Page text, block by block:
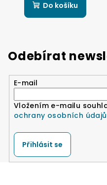
Do košíku
Odebírat
E-mail
Vložením e-mailu
ochrany osobních údajů
Přihlásit se